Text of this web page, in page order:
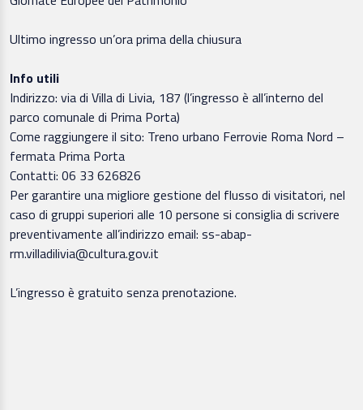
Ultimo ingresso un’ora prima della chiusura
Info utili
Indirizzo: via di Villa di Livia, 187 (l’ingresso è all’interno del
parco comunale di Prima Porta)
Come raggiungere il sito: Treno urbano Ferrovie Roma Nord –
fermata Prima Porta
Contatti: 06 33 626826
Per garantire una migliore gestione del flusso di visitatori, nel
caso di gruppi superiori alle 10 persone si consiglia di scrivere
preventivamente all’indirizzo email: ss-abap-
rm.villadilivia@cultura.gov.it
L’ingresso è gratuito senza prenotazione.